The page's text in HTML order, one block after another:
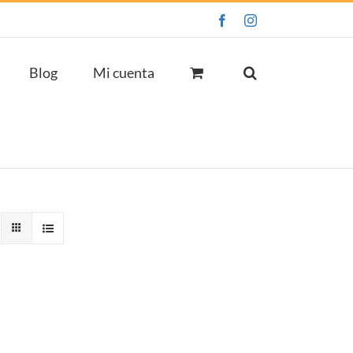
FacebookInstagram
Blog Mi cuenta